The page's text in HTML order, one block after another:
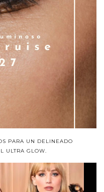
PARA UN DELINEADO
ULTRA GLOW.